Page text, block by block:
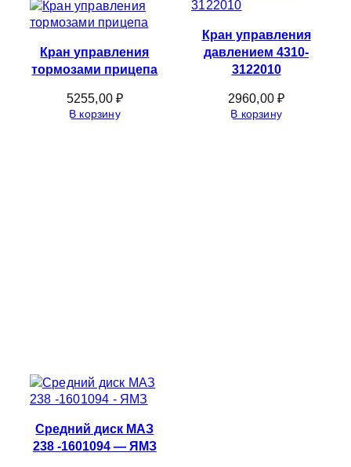
Кран управления
тормозами прицепа
5255,00₽
В корзину
Кран управления
давлением 4310-
3122010
2960,00₽
В корзину
Средний диск МАЗ
238 -1601094 — ЯМЗ